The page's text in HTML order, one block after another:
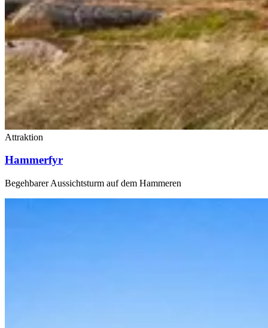
Attraktion
Hammerfyr
Begehbarer Aussichtsturm auf dem Hammeren